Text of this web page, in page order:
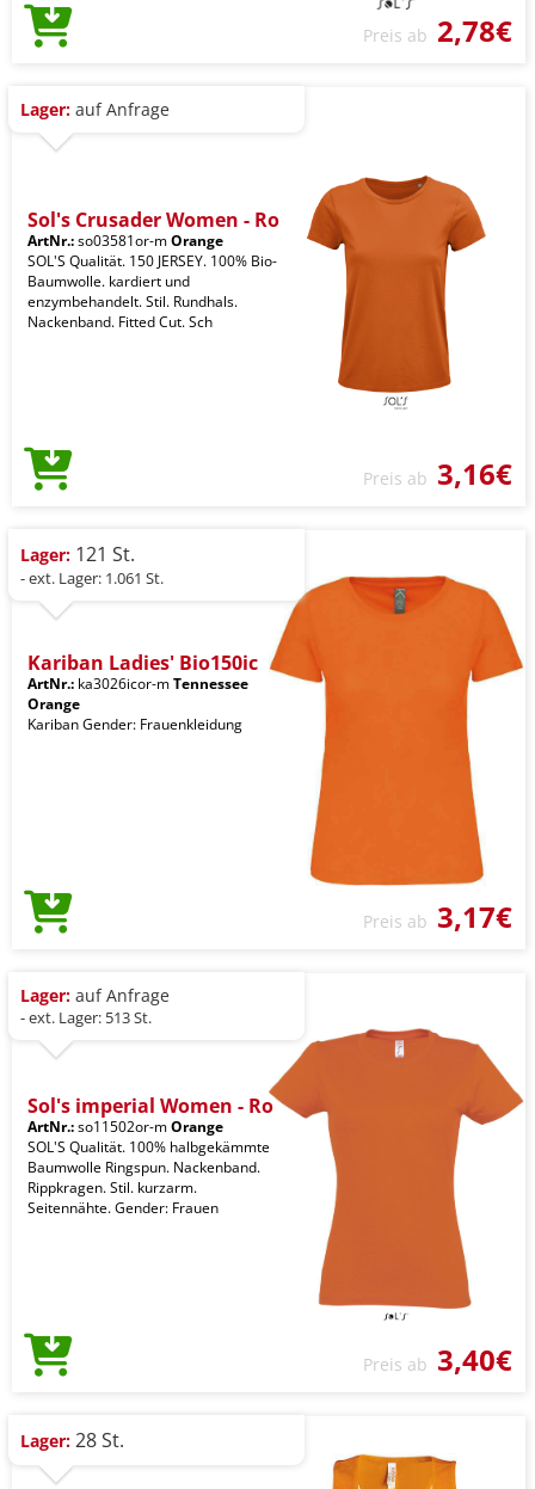
Preis ab 2,78€
Lager: auf Anfrage
Sol's Crusader Women - Ro
ArtNr.:so03581or-mOrange
SOL'S Qualität. 150 JERSEY. 100% Bio-
Baumwolle. kardiert und
enzymbehandelt. Stil. Rundhals.
Nackenband. Fitted Cut. Sch
Preis ab 3,16€
Lager: 121 St.
- ext. Lager: 1.061 St.
Kariban Ladies' Bio150ic
ArtNr.: ka3026icor-mTennessee
Orange
Kariban Gender: Frauenkleidung
Preis ab 3,17€
Lager: auf Anfrage
- ext. Lager: 513 St.
Sol's imperial Women - Ro
ArtNr.:so11502or-mOrange
SOL'S Qualität. 100% halbgekämmte
Baumwolle Ringspun. Nackenband.
Rippkragen. Stil. kurzarm.
Seitennähte. Gender: Frauen
Preis ab 3,40€
Lager: 28 St.